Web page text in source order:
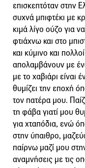
επισκεπτόταν στην
συχνά μπιφτέκι με
κιμά λίγο ούζο για
φτιάχνω και στο
και κύμινο και
απολαμβάνουν με
με το χαβιάρι είναι
θυμίζει την εποχή
τον πατέρα μου.
τη φάβα γιατί μου
για χταπόδια, ενώ
στην ύπαιθρο,
παίρνω μαζί μου
αναμνήσεις με τις